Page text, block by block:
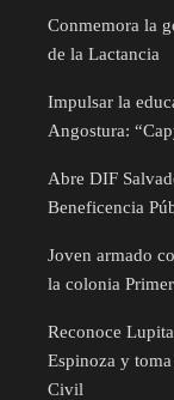
Conmemora la
de la Lactancia
Impulsar la
Angostura:
Abre DIF
Beneficencia
Joven armado
la colonia
Reconoce
Espinoza y
Civil